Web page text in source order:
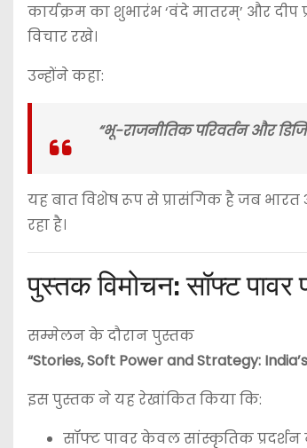
कार्यक्रम का शुभारंभ ‘वंदे मातरम्’ और
विचार रखे।
उन्होंने कहा:
“भू-राजनीतिक परिवर्तन और
यह बात विशेष रूप से प्रासंगिक है जब भारत
रहा है।
पुस्तक विमोचन: सॉफ्ट पावर
सम्मेलन के दौरान पुस्तक
“Stories, Soft Power and Strategy:
इस पुस्तक ने यह रेखांकित किया कि:
सॉफ्ट पावर केवल सांस्कृतिक प्रदर्शन